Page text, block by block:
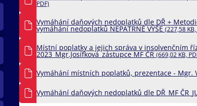
PDF)
Vymáhání daňových nedoplatků dle DŘ +
vymáhání nedoplatků NEPATRNÉ VÝŠE(227,58 KB,
Místní poplatky a jejich správa v insolvenčním
2023_Mgr.Josífková_zástupce MF ČR(669,02 KB,
Vymáhání místních poplatků, prezentace - Mgr.
Vymáhání daňových nedoplatků dle DŘ_MF